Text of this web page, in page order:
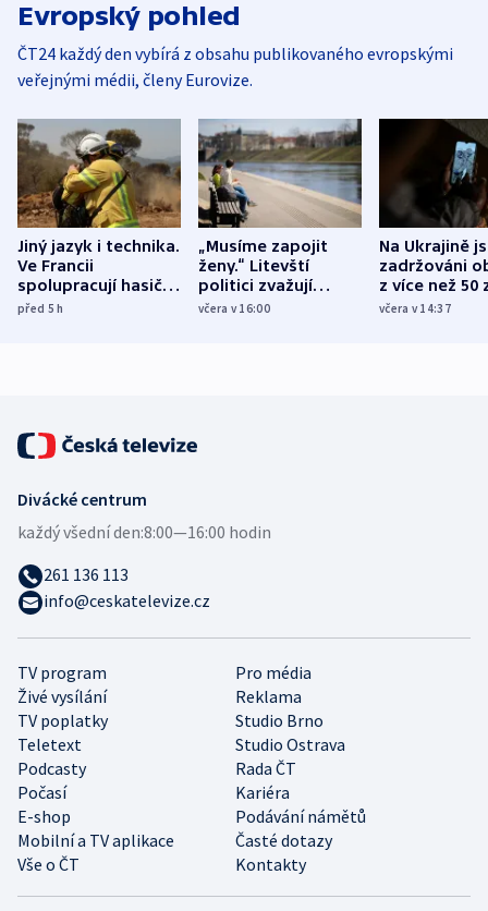
Evropský pohled
ČT24 každý den vybírá z obsahu publikovaného evropskými
veřejnými médii, členy Eurovize.
Jiný jazyk i technika.
Ve Francii
spolupracují hasiči z
různých zemí
před 5h
„Musíme zapojit
ženy.“ Litevští
politici zvažují
dohodu o
včera v 16:00
Na Ukrajině
zadržováni
z více než 50
Bojovali na
včera v 14:37
TV program
Pro média
Živé vysílání
Reklama
TV poplatky
Studio Brno
Teletext
Studio Ostrava
Podcasty
Rada ČT
Počasí
Kariéra
E-shop
Podávání námětů
Mobilní a TV aplikace
Časté dotazy
Vše o ČT
Kontakty
Divácké centrum
každý všední den:8:00—16:00 hodin
261 136 113
info@ceskatelevize.cz